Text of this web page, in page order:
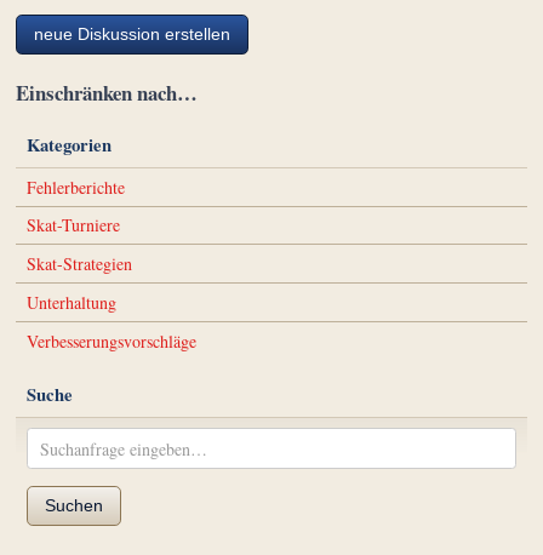
neue Diskussion erstellen
Einschränken nach…
Kategorien
Fehlerberichte
Skat-Turniere
Skat-Strategien
Unterhaltung
Verbesserungsvorschläge
Suche
Suchen